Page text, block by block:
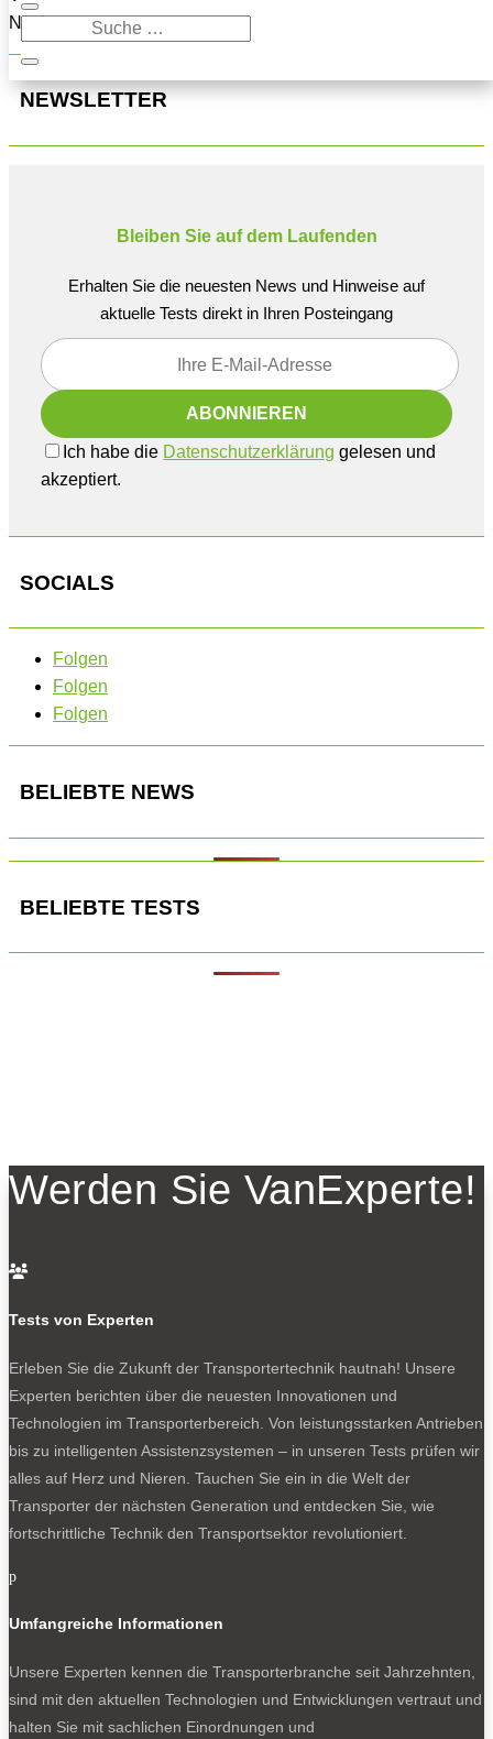
Navigation oben, um den Beitrag zu finden.
NEWSLETTER
Bleiben Sie auf dem Laufenden
Erhalten Sie die neuesten News und Hinweise auf
aktuelle Tests direkt in Ihren Posteingang
Ich habe die Datenschutzerklärung gelesen und
akzeptiert.
SOCIALS
Folgen
Folgen
Folgen
BELIEBTE NEWS
BELIEBTE TESTS
Werden Sie VanExperte!

Tests von Experten
Erleben Sie die Zukunft der Transportertechnik hautnah! Unsere
Experten berichten über die neuesten Innovationen und
Technologien im Transporterbereich. Von leistungsstarken Antrieben
bis zu intelligenten Assistenzsystemen – in unseren Tests prüfen wir
alles auf Herz und Nieren. Tauchen Sie ein in die Welt der
Transporter der nächsten Generation und entdecken Sie, wie
fortschrittliche Technik den Transportsektor revolutioniert.
p
Umfangreiche Informationen
Unsere Experten kennen die Transporterbranche seit Jahrzehnten,
sind mit den aktuellen Technologien und Entwicklungen vertraut und
halten Sie mit sachlichen Einordnungen und